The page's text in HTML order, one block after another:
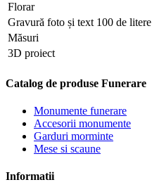
Florar
Gravură foto și text 100 de litere
Măsuri
3D proiect
Catalog de produse Funerare
Monumente funerare
Accesorii monumente
Garduri morminte
Mese si scaune
Informatii